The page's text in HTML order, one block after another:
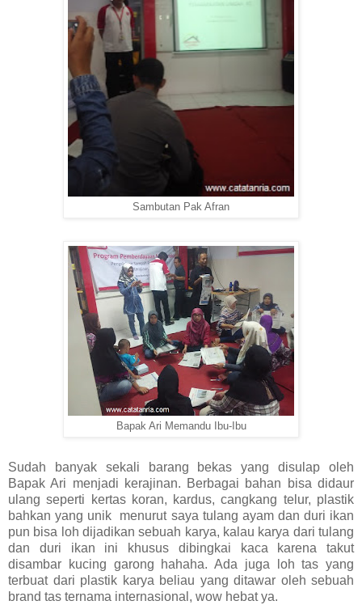
Sambutan Pak Afran
Bapak Ari Memandu Ibu-Ibu
Sudah banyak sekali barang bekas yang disulap oleh
Bapak Ari menjadi kerajinan. Berbagai bahan bisa didaur
ulang seperti kertas koran, kardus, cangkang telur, plastik
bahkan yang unik menurut saya tulang ayam dan duri ikan
pun bisa loh dijadikan sebuah karya, kalau karya dari tulang
dan duri ikan ini khusus dibingkai kaca karena takut
disambar kucing garong hahaha. Ada juga loh tas yang
terbuat dari plastik karya beliau yang ditawar oleh sebuah
brand tas ternama internasional, wow hebat ya.